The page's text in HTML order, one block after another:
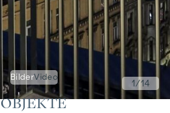
BilderVideo
1 /14
OBJEKTE